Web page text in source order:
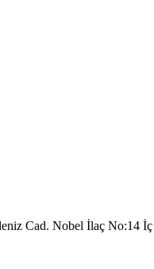
Cad. Nobel İlaç No:14